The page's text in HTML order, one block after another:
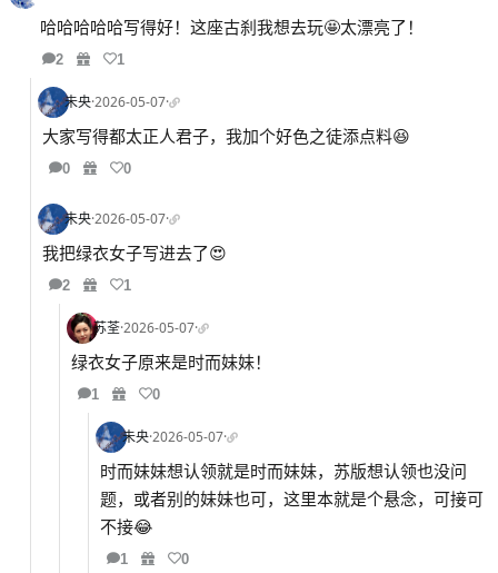
哈哈哈哈哈写得好！这座古刹我想去玩🤩太漂亮了！
2 1
未央·2026-05-07·
大家写得都太正人君子，我加个好色之徒添点料😆
0 0
未央·2026-05-07·
我把绿衣女子写进去了😍
2 1
苏荃·2026-05-07·
绿衣女子原来是时而妹妹！
1 0
未央·2026-05-07·
时而妹妹想认领就是时而妹妹，苏版想认领也没问
题，或者别的妹妹也可，这里本就是个悬念，可接可
不接😂
1 0